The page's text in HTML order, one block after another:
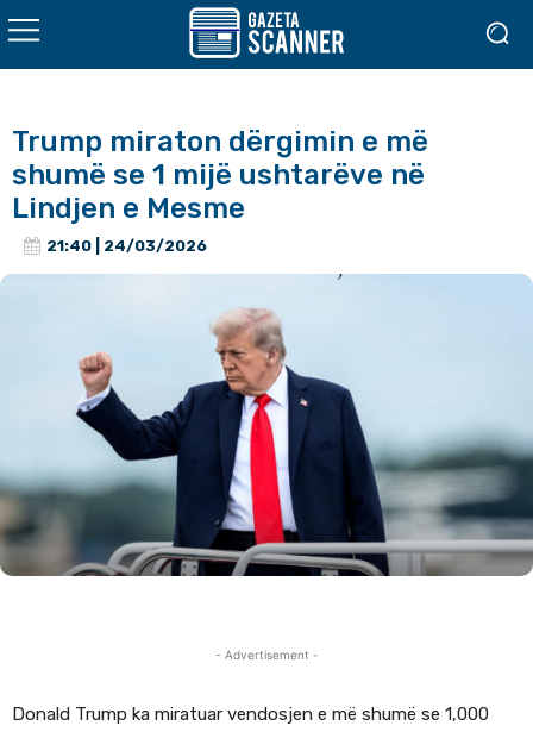
Trump miraton dërgimin e më
shumë se 1 mijë ushtarëve në
Lindjen e Mesme
21:40 | 24/03/2026
- Advertisement -
Donald Trump ka miratuar vendosjen e më shumë se 1,000